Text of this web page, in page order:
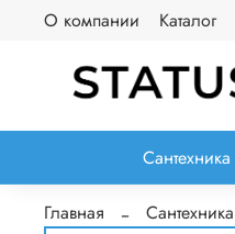
О компании Каталог
Сантехника
Главная Сантехника